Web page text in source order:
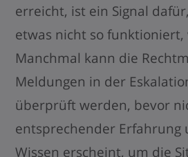
erreicht, ist ein Signal
etwas nicht so funktioniert,
Manchmal kann die
Meldungen in der
überprüft werden, bevor
entsprechender Erfahrung
Wissen erscheint, um die